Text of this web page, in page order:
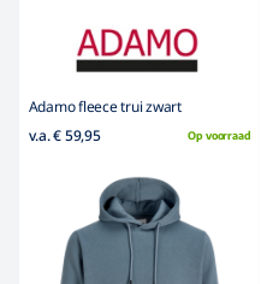
Jack & Jones hoodie sweater blauw
Jack & Jones logo
€ 49,95
Redfield hoodie sweater zwart